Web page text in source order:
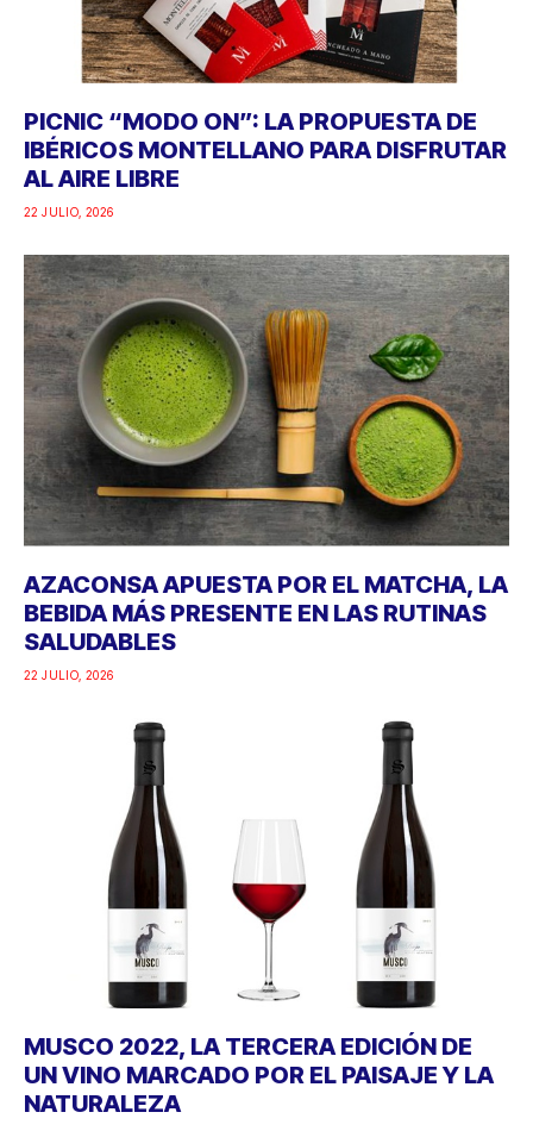
PICNIC “MODO ON”: LA PROPUESTA DE
IBÉRICOS MONTELLANO PARA DISFRUTAR
AL AIRE LIBRE
22 JULIO, 2026
AZACONSA APUESTA POR EL MATCHA, LA
BEBIDA MÁS PRESENTE EN LAS RUTINAS
SALUDABLES
22 JULIO, 2026
MUSCO 2022, LA TERCERA EDICIÓN DE
UN VINO MARCADO POR EL PAISAJE Y LA
NATURALEZA